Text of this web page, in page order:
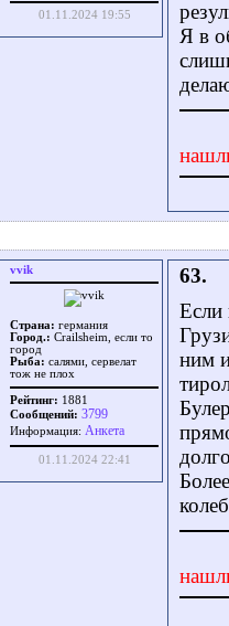
01.11.2024 19:55
Я в
vvik
Страна: германия
Город.: Crailsheim, если то
город
Рыба: салями, сервелат
тож не плох
Рейтинг: 1881
Сообщений: 3799
Информация: Aнкета
01.11.2024 22:41
63.
Если
ним